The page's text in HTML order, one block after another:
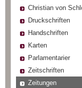
Christian von
Druckschriften
Handschriften
Karten
Parlamentarier
Zeitschriften
Zeitungen